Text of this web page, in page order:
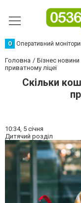
О Оперативний
Головна Бізнес новини
приватному ліцеї
Скільки
10:34, 5 січня
Дитячий розділ